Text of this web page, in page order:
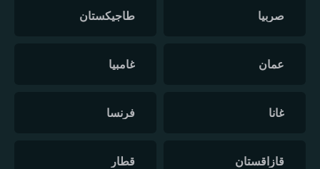
صربيا طاجيكستان
عمان غامبيا
غانا فرنسا
قازاقستان قطار